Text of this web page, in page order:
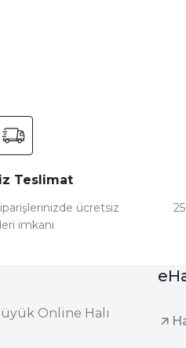
farklı alternatifler olmalı.
Teslimat
ücretsiz
imkanı
Online Halı